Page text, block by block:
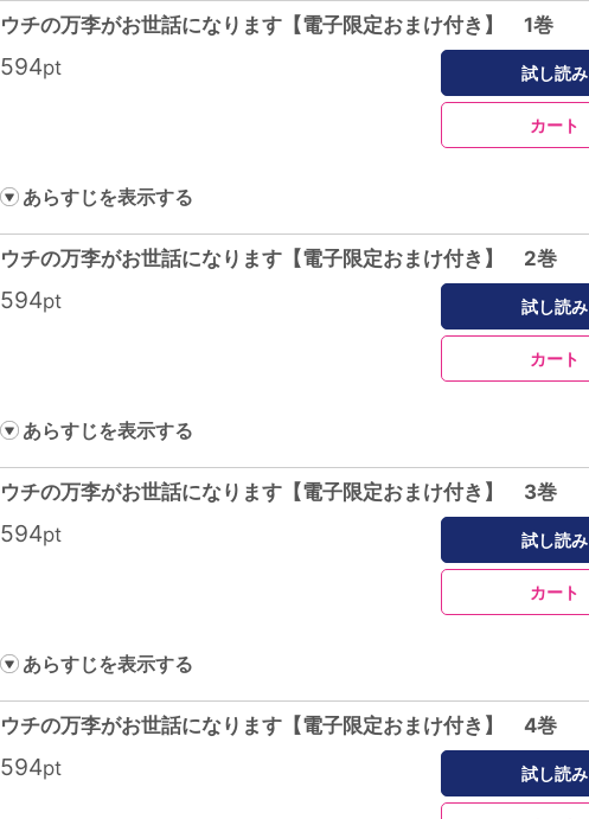
ウチの万李がお世話になります【電子限定おまけ付き】 1巻
594pt 試し読み
カート
あらすじを表示する
ウチの万李がお世話になります【電子限定おまけ付き】 2巻
594pt 試し読み
カート
あらすじを表示する
ウチの万李がお世話になります【電子限定おまけ付き】 3巻
594pt 試し読み
カート
あらすじを表示する
ウチの万李がお世話になります【電子限定おまけ付き】 4巻
594pt 試し読み